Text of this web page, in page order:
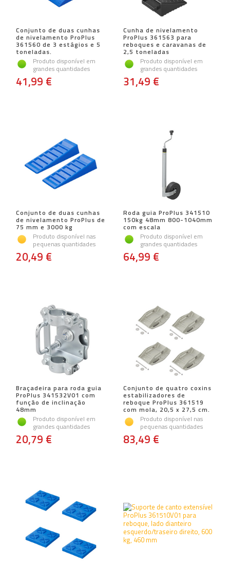
Conjunto de duas cunhas
de nivelamento ProPlus
361560 de 3 estágios e 5
toneladas.
Produto disponível em
grandes quantidades
41,99 €
Cunha de nivelamento
ProPlus 361563 para
reboques e caravanas de
2,5 toneladas
Produto disponível em
grandes quantidades
31,49 €
Conjunto de duas cunhas
de nivelamento ProPlus de
75 mm e 3000 kg
Produto disponível nas
pequenas quantidades
20,49 €
Roda guia ProPlus 341510
150kg 48mm 800-1040mm
com escala
Produto disponível em
grandes quantidades
64,99 €
Braçadeira para roda guia
ProPlus 341532V01 com
função de inclinação
48mm
Produto disponível em
grandes quantidades
20,79 €
Conjunto de quatro coxins
estabilizadores de
reboque ProPlus 361519
com mola, 20,5 x 27,5 cm.
Produto disponível nas
pequenas quantidades
83,49 €